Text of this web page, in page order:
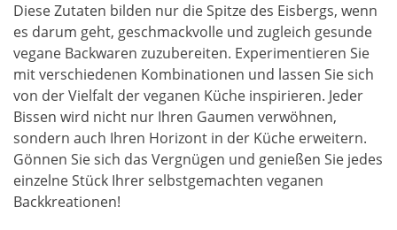
Diese Zutaten bilden nur die Spitze des Eisbergs, wenn
es darum geht, geschmackvolle und zugleich gesunde
vegane Backwaren zuzubereiten. Experimentieren Sie
mit verschiedenen Kombinationen und lassen Sie sich
von der Vielfalt der veganen Küche inspirieren. Jeder
Bissen wird nicht nur Ihren Gaumen verwöhnen,
sondern auch Ihren Horizont in der Küche erweitern.
Gönnen Sie sich das Vergnügen und genießen Sie jedes
einzelne Stück Ihrer selbstgemachten veganen
Backkreationen!